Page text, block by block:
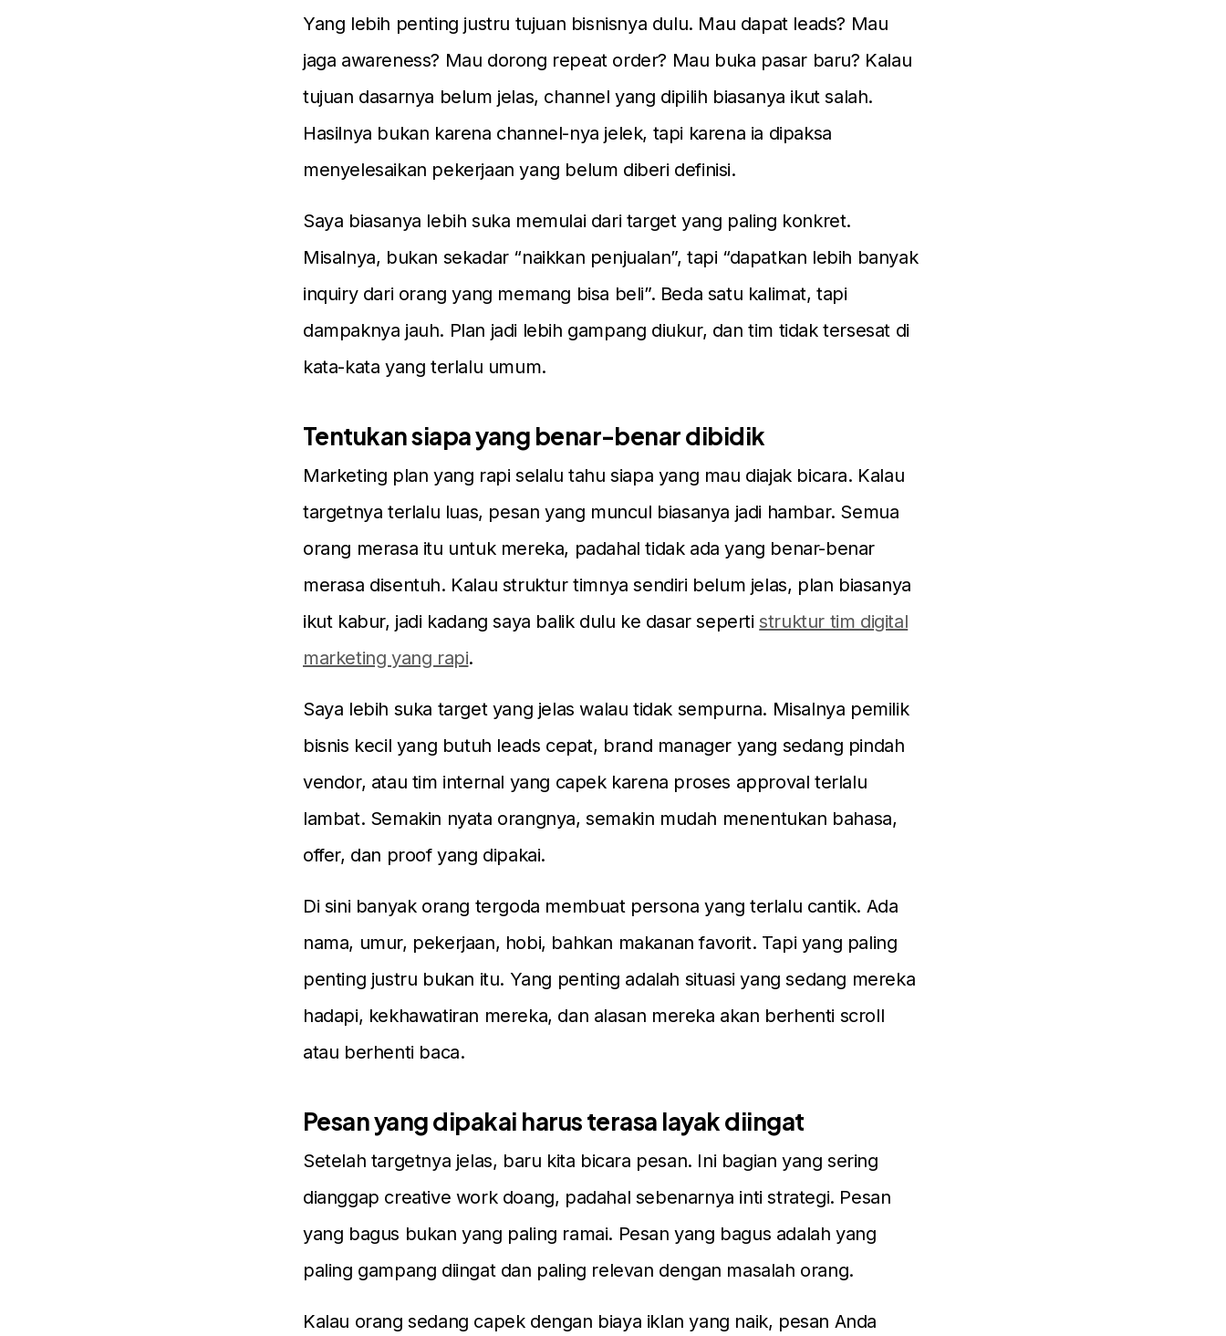
Yang lebih penting justru tujuan bisnisnya dulu. Mau dapat leads? Mau
jaga awareness? Mau dorong repeat order? Mau buka pasar baru? Kalau
tujuan dasarnya belum jelas, channel yang dipilih biasanya ikut salah.
Hasilnya bukan karena channel-nya jelek, tapi karena ia dipaksa
menyelesaikan pekerjaan yang belum diberi definisi.
Saya biasanya lebih suka memulai dari target yang paling konkret.
Misalnya, bukan sekadar “naikkan penjualan”, tapi “dapatkan lebih banyak
inquiry dari orang yang memang bisa beli”. Beda satu kalimat, tapi
dampaknya jauh. Plan jadi lebih gampang diukur, dan tim tidak tersesat di
kata-kata yang terlalu umum.
Tentukan siapa yang benar-benar dibidik
Marketing plan yang rapi selalu tahu siapa yang mau diajak bicara. Kalau
targetnya terlalu luas, pesan yang muncul biasanya jadi hambar. Semua
orang merasa itu untuk mereka, padahal tidak ada yang benar-benar
merasa disentuh. Kalau struktur timnya sendiri belum jelas, plan biasanya
ikut kabur, jadi kadang saya balik dulu ke dasar sepertistruktur tim digital
marketing yang rapi.
Saya lebih suka target yang jelas walau tidak sempurna. Misalnya pemilik
bisnis kecil yang butuh leads cepat, brand manager yang sedang pindah
vendor, atau tim internal yang capek karena proses approval terlalu
lambat. Semakin nyata orangnya, semakin mudah menentukan bahasa,
offer, dan proof yang dipakai.
Di sini banyak orang tergoda membuat persona yang terlalu cantik. Ada
nama, umur, pekerjaan, hobi, bahkan makanan favorit. Tapi yang paling
penting justru bukan itu. Yang penting adalah situasi yang sedang mereka
hadapi, kekhawatiran mereka, dan alasan mereka akan berhenti scroll
atau berhenti baca.
Pesan yang dipakai harus terasa layak diingat
Setelah targetnya jelas, baru kita bicara pesan. Ini bagian yang sering
dianggap creative work doang, padahal sebenarnya inti strategi. Pesan
yang bagus bukan yang paling ramai. Pesan yang bagus adalah yang
paling gampang diingat dan paling relevan dengan masalah orang.
Kalau orang sedang capek dengan biaya iklan yang naik, pesan Anda